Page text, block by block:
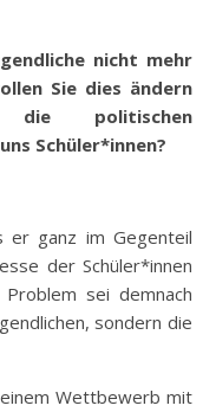
nicht mehr
Sie dies ändern
politischen
Schüler*innen?
er ganz im Gegenteil
der Schüler*innen
sei demnach
sondern die
Wettbewerb mit